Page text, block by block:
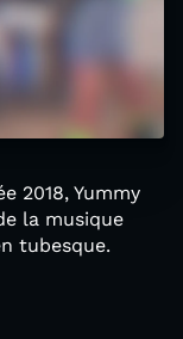
2018, Yummy
la musique
tubesque.